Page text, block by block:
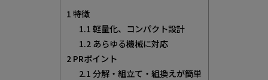
1特徴
1.1軽量化、コンパクト設計
1.2あらゆる機械に対応
2PRポイント
2.1分解・組立て・組換えが簡単